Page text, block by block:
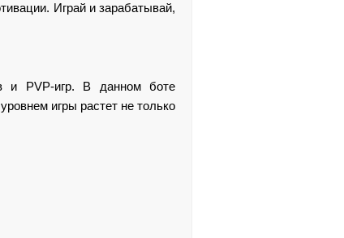
Играй и зарабатывай,
и PVP-игр. В данном боте
игры растет не только